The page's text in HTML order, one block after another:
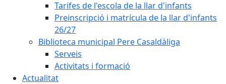
Tarifes de l'escola de la llar d'infants
Preinscripció i matrícula de la llar d'infants
26/27
Biblioteca municipal Pere Casaldàliga
Serveis
Activitats i formació
Actualitat